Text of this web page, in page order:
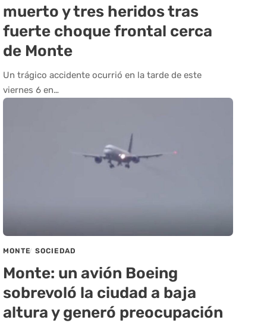
muerto y tres heridos tras
fuerte choque frontal cerca
de Monte
Un trágico accidente ocurrió en la tarde de este
viernes 6 en…
MONTE SOCIEDAD
Monte: un avión Boeing
sobrevoló la ciudad a baja
altura y generó preocupación